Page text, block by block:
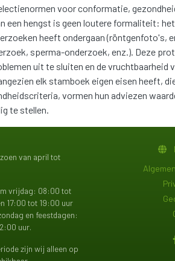
voor conformatie,
een hengst is geen loutere formaliteit:
heeft ondergaan (röntgenfoto's,
sperma-onderzoek, enz.). Deze
uit te sluiten en de vruchtbaarheid
elk stamboek eigen eisen heeft,
vormen hun adviezen
te stellen.
van april tot
vrijdag: 08:00 tot
17:00 tot 19:00 uur
en feestdagen:
uur.
zijn wij alleen op
PIED DE PAGE